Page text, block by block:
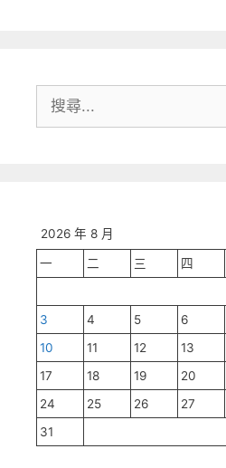
尋:
2026 年 8 月
一 二 三 四
3
4 5 6
10
11 12 13
17
18 19 20
24
25 26 27
31